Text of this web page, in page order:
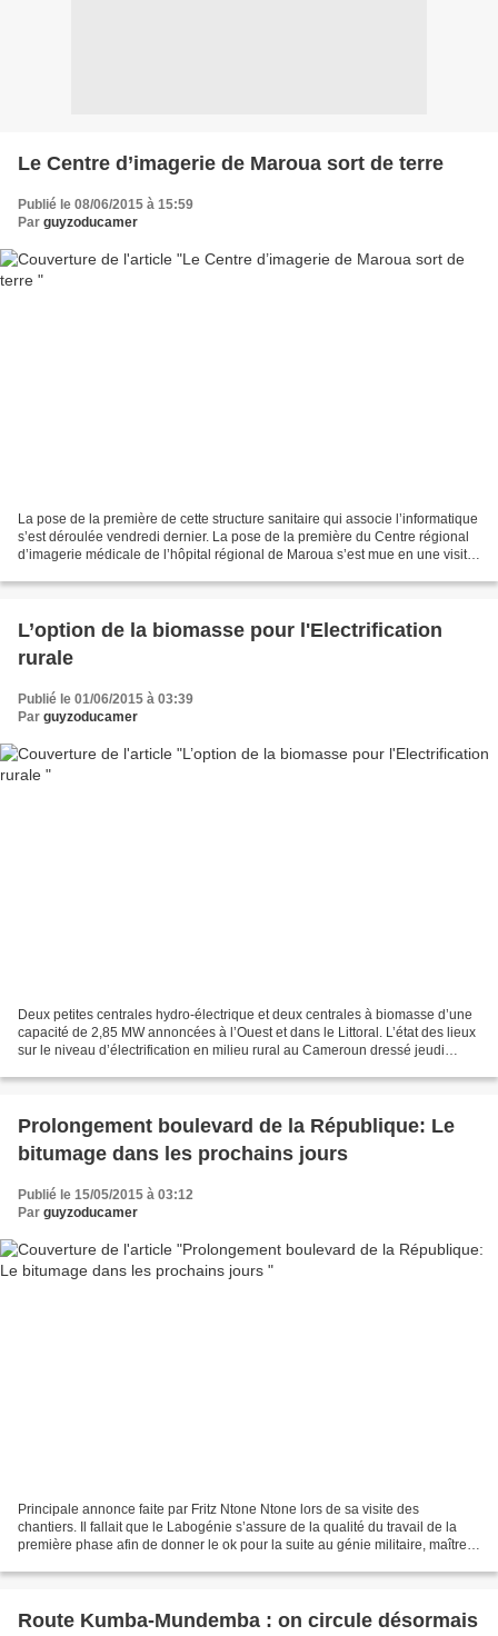
Le Centre d’imagerie de Maroua sort de terre
Publié le 08/06/2015 à 15:59
Par guyzoducamer
La pose de la première de cette structure sanitaire qui associe l’informatique
s’est déroulée vendredi dernier. La pose de la première du Centre régional
d’imagerie médicale de l’hôpital régional de Maroua s’est mue en une visite
L’option de la biomasse pour l'Electrification
rurale
Publié le 01/06/2015 à 03:39
Par guyzoducamer
Deux petites centrales hydro-électrique et deux centrales à biomasse d’une
capacité de 2,85 MW annoncées à l’Ouest et dans le Littoral. L’état des lieux
sur le niveau d’électrification en milieu rural au Cameroun dressé jeudi
Prolongement boulevard de la République: Le
bitumage dans les prochains jours
Publié le 15/05/2015 à 03:12
Par guyzoducamer
Principale annonce faite par Fritz Ntone Ntone lors de sa visite des
chantiers. Il fallait que le Labogénie s’assure de la qualité du travail de la
première phase afin de donner le ok pour la suite au génie militaire, maître
Route Kumba-Mundemba : on circule désormais